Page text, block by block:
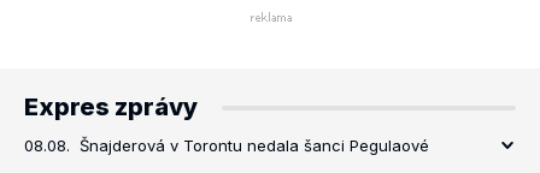
Expres zprávy
08.08. Šnajderová v Torontu nedala šanci Pegulaové